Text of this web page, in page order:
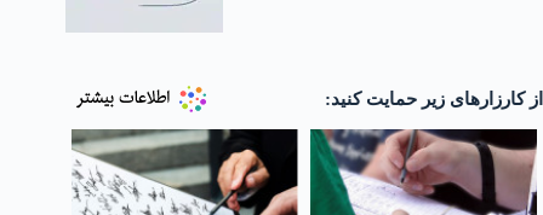
از کارزارهای زیر حمایت کنید: